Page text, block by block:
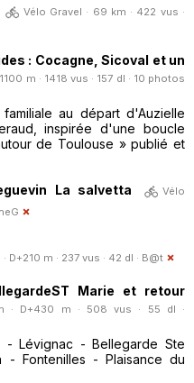
Vélo Gravel · 69 km · 422 vus ·
: Cocagne, Sicoval et un
m · 1418 vus · 157 dl · 10 photos
au départ d'Auzielle
inspirée d'une boucle
de Toulouse » publié et
La salvetta
Vélo
D+210 m · 237 vus · 42 dl · B@t
Marie et retour
· D+430 m · 508 vus · 55 dl ·
- Lévignac - Bellegarde Ste
- Fontenilles - Plaisance du